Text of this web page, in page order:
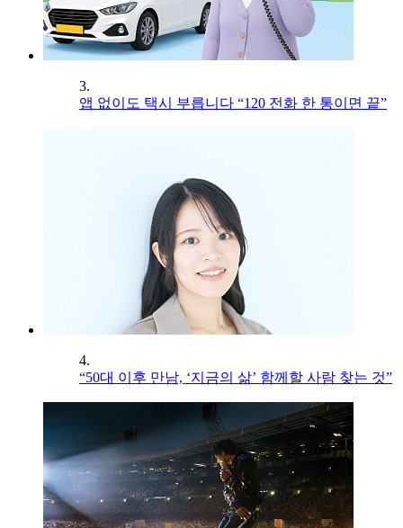
3.
앱 없이도 택시 부릅니다 “120 전화 한 통이면 끝”
4.
“50대 이후 만남, ‘지금의 삶’ 함께할 사람 찾는 것”